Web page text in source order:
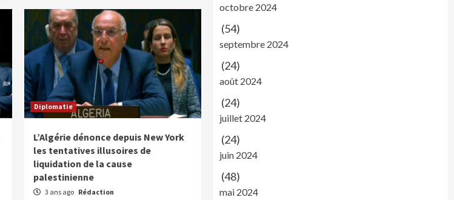
Diplomatie
L’Algérie dénonce depuis New York
les tentatives illusoires de
liquidation de la cause
palestinienne
3 ans ago Rédaction
octobre 2024
(54)
septembre 2024
(24)
août 2024
(24)
juillet 2024
(24)
juin 2024
(48)
mai 2024